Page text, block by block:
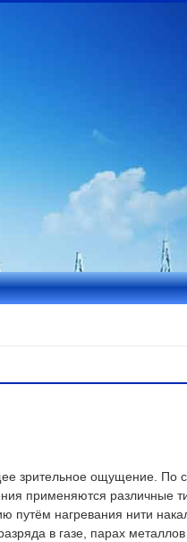
зрительное ощущение. По
применяются различные
путём нагревания нити
в газе, парах